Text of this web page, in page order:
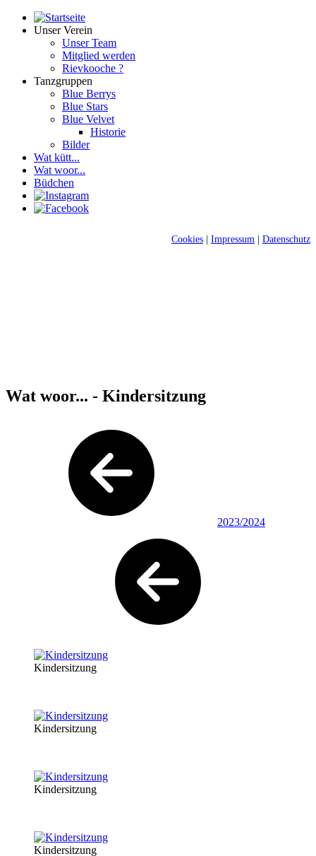
Unser Verein
Unser Team
Mitglied werden
Rievkooche ?
Tanzgruppen
Blue Berrys
Blue Stars
Blue Velvet
Historie
Bilder
Wat kütt...
Wat woor...
Büdchen
Cookies Impressum Datenschutz
Wat woor... - Kindersitzung
2023/2024
Kindersitzung
Kindersitzung
Kindersitzung
Kindersitzung